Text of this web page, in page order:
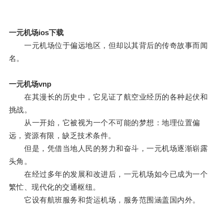
一元机场ios下载
一元机场位于偏远地区，但却以其背后的传奇故事而闻
名。
一元机场vnp
在其漫长的历史中，它见证了航空业经历的各种起伏和
挑战。
从一开始，它被视为一个不可能的梦想：地理位置偏
远，资源有限，缺乏技术条件。
但是，凭借当地人民的努力和奋斗，一元机场逐渐崭露
头角。
在经过多年的发展和改进后，一元机场如今已成为一个
繁忙、现代化的交通枢纽。
它设有航班服务和货运机场，服务范围涵盖国内外。